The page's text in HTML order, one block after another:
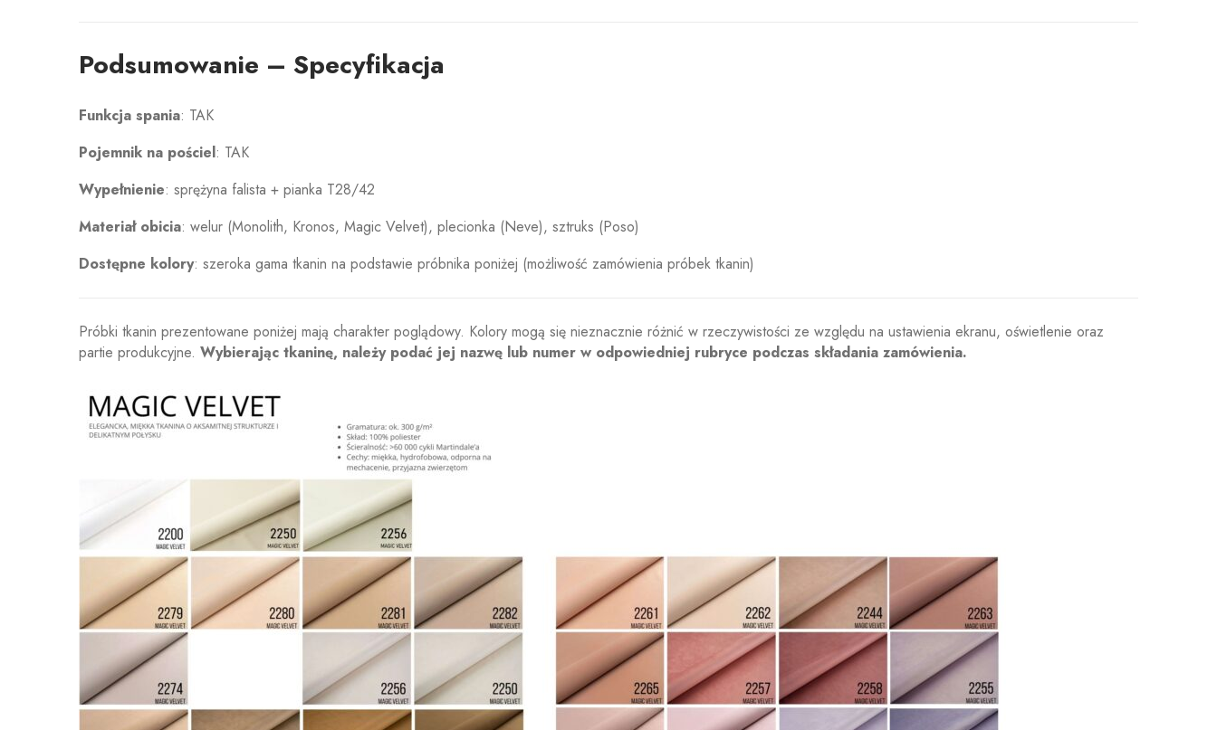
Podsumowanie – Specyfikacja
Funkcja spania: TAK
Pojemnik na pościel: TAK
Wypełnienie: sprężyna falista + pianka T28/42
Materiał obicia: welur (Monolith, Kronos, Magic Velvet), plecionka (Neve), sztruks (Poso)
Dostępne kolory: szeroka gama tkanin na podstawie próbnika poniżej (możliwość zamówienia próbek tkanin)
Próbki tkanin prezentowane poniżej mają charakter poglądowy. Kolory mogą się nieznacznie różnić w rzeczywistości ze względu na ustawienia ekranu, oświetlenie oraz
partie produkcyjne. Wybierając tkaninę, należy podać jej nazwę lub numer w odpowiedniej rubryce podczas składania zamówienia.